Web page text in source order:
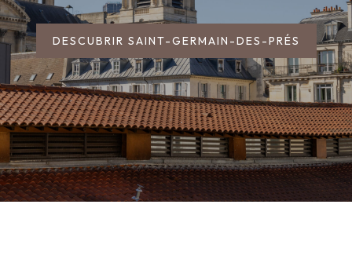
DESCUBRIR SAINT-GERMAIN-DES-PRÉS